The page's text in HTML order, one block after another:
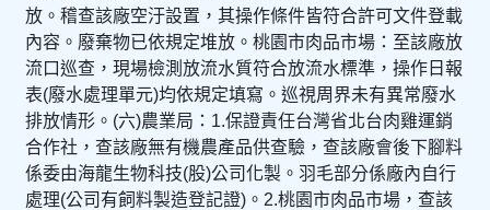
放。稽查該廠空汙設置，其操作條件皆符合許可文件登載
內容。廢棄物已依規定堆放。桃園市肉品市場：至該廠放
流口巡查，現場檢測放流水質符合放流水標準，操作日報
表(廢水處理單元)均依規定填寫。巡視周界未有異常廢水
排放情形。(六)農業局：1.保證責任台灣省北台肉雞運銷
合作社，查該廠無有機農產品供查驗，查該廠會後下腳料
係委由海龍生物科技(股)公司化製。羽毛部分係廠內自行
處理(公司有飼料製造登記證)。2.桃園市肉品市場，查該